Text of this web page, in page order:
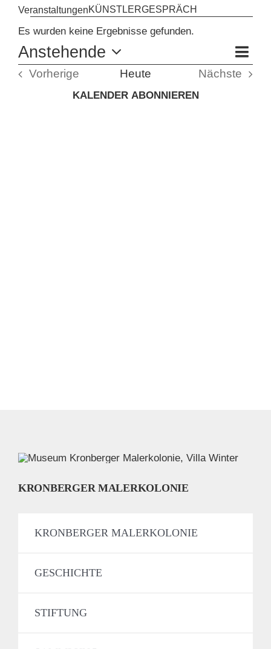
KUNSTSCHULE
KRONBERGER MALERKOLONIE
VeranstaltungenKÜNSTLERGESPRÄCH
VERANSTALTUNGEN
Es wurden keine Ergebnisse gefunden.
Anstehende
Datum
auswählen.
Vorherige
Veranstaltungen
Heute
Nächste
KALENDER ABONNIEREN
KRONBERGER MALERKOLONIE
KRONBERGER MALERKOLONIE
GESCHICHTE
STIFTUNG